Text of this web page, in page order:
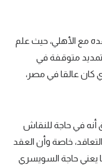
مع الأهلي، حيث علم
متوقفة في
كان عالقا في مصر،
أنه في حاجة للنقاش
خاصة وأن العقد
يعني حاجة السويسري